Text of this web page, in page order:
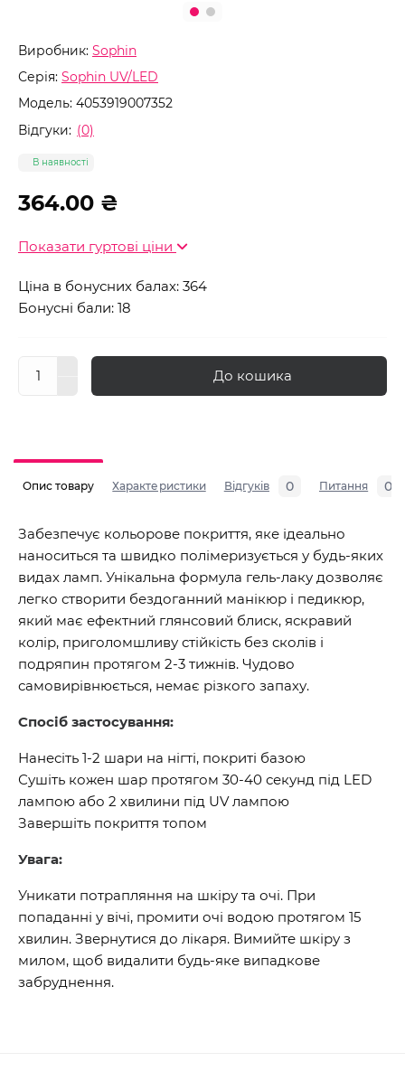
Виробник: Sophin
Серія: Sophin UV/LED
Модель: 4053919007352
Відгуки: (0)
В наявності
364.00 ₴
Показати гуртові ціни
Ціна в бонусних балах: 364
Бонусні бали: 18
До кошика
Опис товару Характеристики Відгуків 0 Питання 0
Забезпечує кольорове покриття, яке ідеально
наноситься та швидко полімеризується у будь-яких
видах ламп. Унікальна формула гель-лаку дозволяє
легко створити бездоганний манікюр і педикюр,
який має ефектний глянсовий блиск, яскравий
колір, приголомшливу стійкість без сколів і
подряпин протягом 2-3 тижнів. Чудово
самовирівнюється, немає різкого запаху.
Спосіб застосування:
Нанесіть 1-2 шари на нігті, покриті базою
Сушіть кожен шар протягом 30-40 секунд під LED
лампою або 2 хвилини під UV лампою
Завершіть покриття топом
Увага:
Уникати потрапляння на шкіру та очі. При
попаданні у вічі, промити очі водою протягом 15
хвилин. Звернутися до лікаря. Вимийте шкіру з
милом, щоб видалити будь-яке випадкове
забруднення.